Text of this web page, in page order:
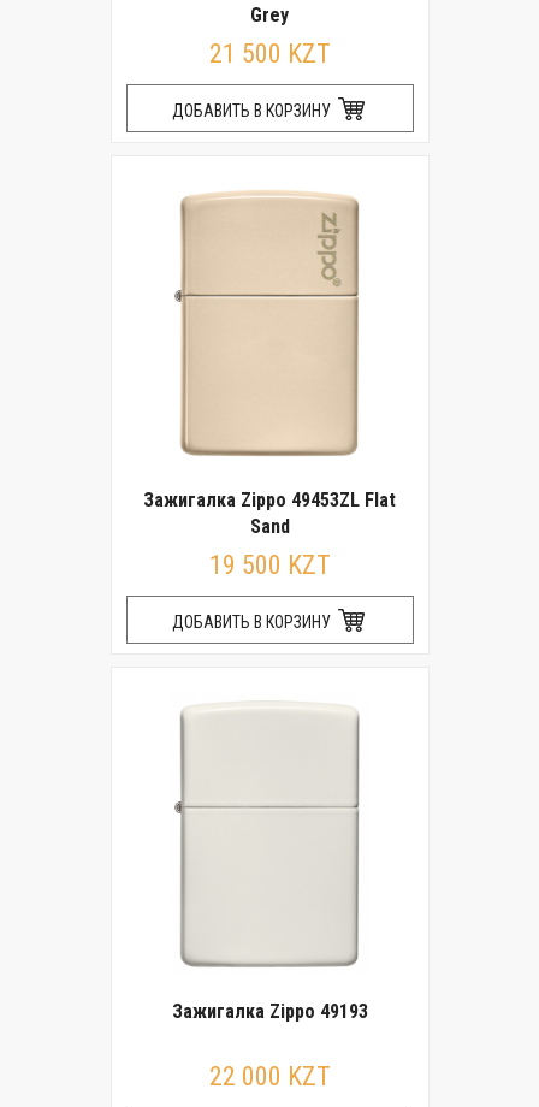
Grey
21 500 KZT
ДОБАВИТЬ В КОРЗИНУ
Зажигалка Zippo 49453ZL Flat
Sand
19 500 KZT
ДОБАВИТЬ В КОРЗИНУ
Зажигалка Zippo 49193
22 000 KZT